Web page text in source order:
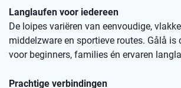
Langlaufen voor iedereen
De loipes variëren van eenvoudige,
middelzware en sportieve routes. Gålå is
voor beginners, families én ervaren
Prachtige verbindingen